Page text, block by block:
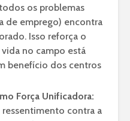
os problemas
de emprego) encontra
Isso reforça o
no campo está
benefício dos centros
Força Unificadora:
contra a